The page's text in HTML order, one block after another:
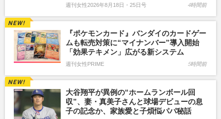
週刊女性2026年8月18日・25日号 4時間前
『ポケモンカード』バンダイのカードゲー
ムも転売対策に“マイナンバー”導入開始
「効果テキメン」広がる新システム
週刊女性PRIME 5時間前
大谷翔平が異例の“ホームランボール回
収”、妻・真美子さんと球場デビューの息
子の記念か、家族愛と子煩悩パパ秘話